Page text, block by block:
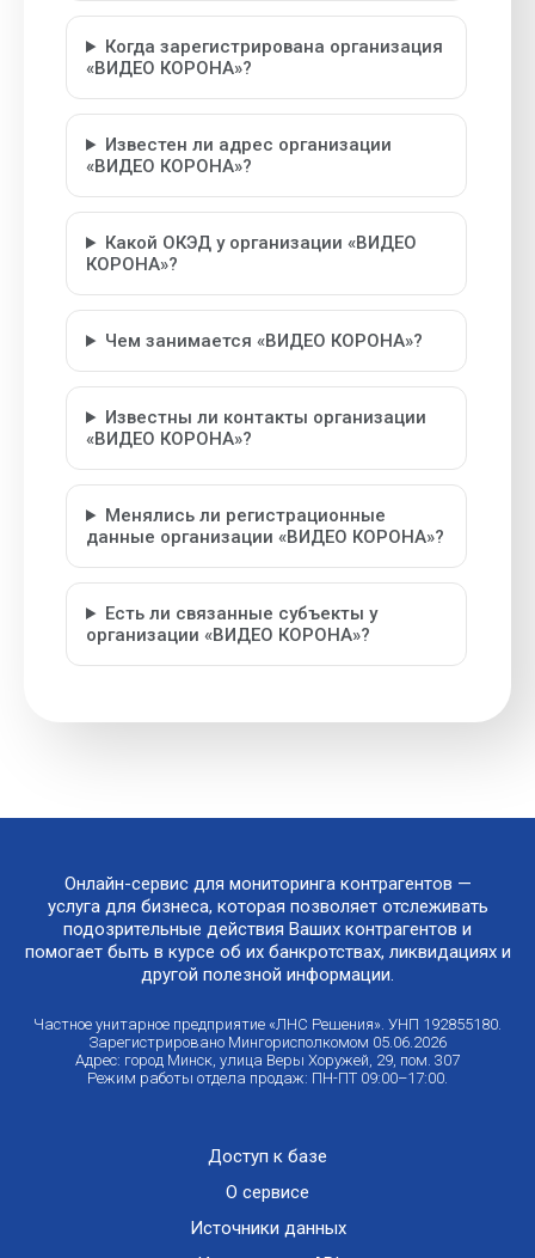
Когда зарегистрирована организация
«ВИДЕО КОРОНА»?
Известен ли адрес организации
«ВИДЕО КОРОНА»?
Какой ОКЭД у организации «ВИДЕО
КОРОНА»?
Чем занимается «ВИДЕО КОРОНА»?
Известны ли контакты организации
«ВИДЕО КОРОНА»?
Менялись ли регистрационные
данные организации «ВИДЕО КОРОНА»?
Есть ли связанные субъекты у
организации «ВИДЕО КОРОНА»?
Онлайн-сервис для мониторинга контрагентов —
услуга для бизнеса, которая позволяет отслеживать
подозрительные действия Ваших контрагентов и
помогает быть в курсе об их банкротствах, ликвидациях и
другой полезной информации.
Частное унитарное предприятие «ЛНС Решения». УНП 192855180.
Зарегистрировано Мингорисполкомом 05.06.2026
Адрес: город Минск, улица Веры Хоружей, 29, пом. 307
Режим работы отдела продаж: ПН-ПТ 09:00–17:00.
Доступ к базе
О сервисе
Источники данных